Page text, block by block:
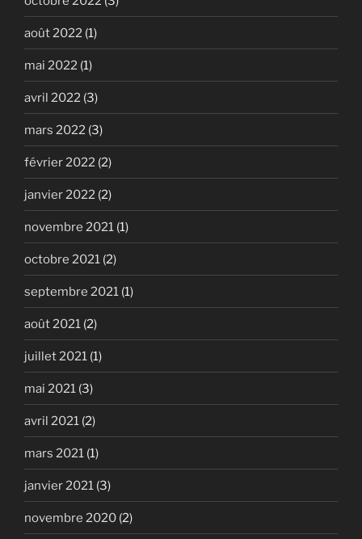
août 2022 (1)
mai 2022 (1)
avril 2022 (3)
mars 2022 (3)
février 2022 (2)
janvier 2022 (2)
novembre 2021 (1)
octobre 2021 (2)
septembre 2021 (1)
août 2021 (2)
juillet 2021 (1)
mai 2021 (3)
avril 2021 (2)
mars 2021 (1)
janvier 2021 (3)
novembre 2020 (2)